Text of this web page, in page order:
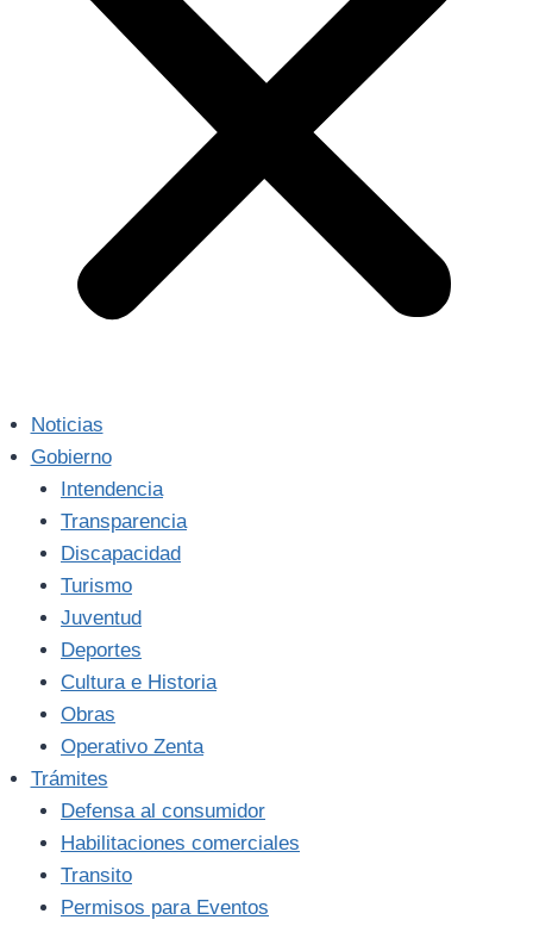
Noticias
Gobierno
Intendencia
Transparencia
Discapacidad
Turismo
Juventud
Deportes
Cultura e Historia
Obras
Operativo Zenta
Trámites
Defensa al consumidor
Habilitaciones comerciales
Transito
Permisos para Eventos